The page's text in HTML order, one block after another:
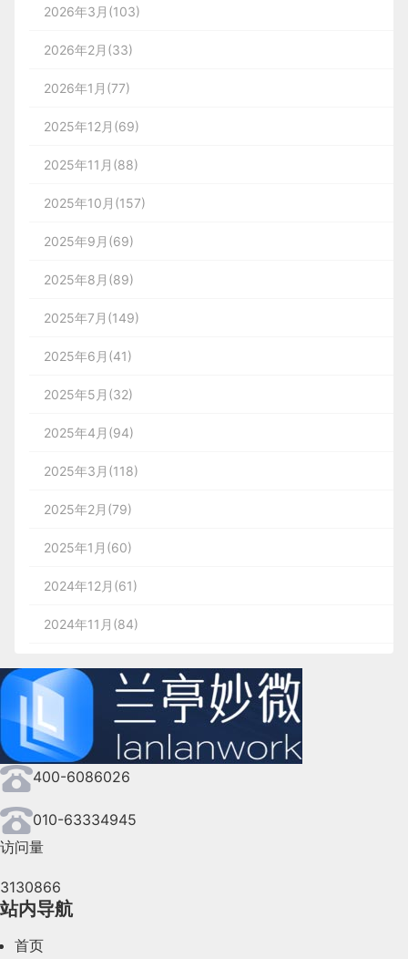
2026年3月(103)
2026年2月(33)
2026年1月(77)
2025年12月(69)
2025年11月(88)
2025年10月(157)
2025年9月(69)
2025年8月(89)
2025年7月(149)
2025年6月(41)
2025年5月(32)
2025年4月(94)
2025年3月(118)
2025年2月(79)
2025年1月(60)
2024年12月(61)
2024年11月(84)
2024年9月(144)
2024年8月(164)
2024年7月(107)
2024年6月(63)
2024年4月(44)
400-6086026
010-63334945
访问量
3130866
站内导航
首页